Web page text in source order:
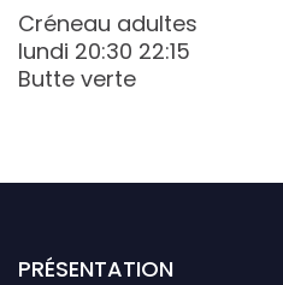
Créneau adultes
lundi 20:30 22:15
Butte verte
PRÉSENTATION